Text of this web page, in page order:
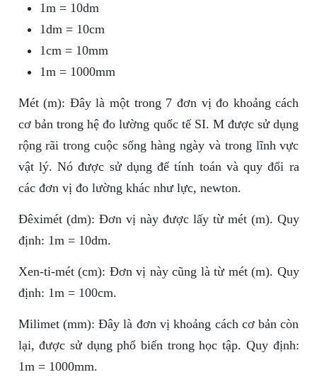
1m = 10dm
1dm = 10cm
1cm = 10mm
1m = 1000mm
Mét (m): Đây là một trong 7 đơn vị đo khoảng cách
cơ bản trong hệ đo lường quốc tế SI. M được sử dụng
rộng rãi trong cuộc sống hàng ngày và trong lĩnh vực
vật lý. Nó được sử dụng để tính toán và quy đổi ra
các đơn vị đo lường khác như lực, newton.
Đêximét (dm): Đơn vị này được lấy từ mét (m). Quy
định: 1m = 10dm.
Xen-ti-mét (cm): Đơn vị này cũng là từ mét (m). Quy
định: 1m = 100cm.
Milimet (mm): Đây là đơn vị khoảng cách cơ bản còn
lại, được sử dụng phổ biến trong học tập. Quy định:
1m = 1000mm.